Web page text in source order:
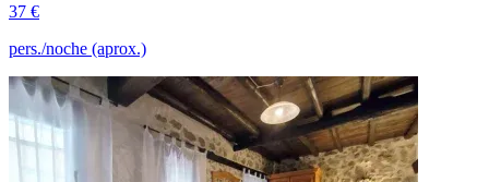
37 €
pers./noche (aprox.)